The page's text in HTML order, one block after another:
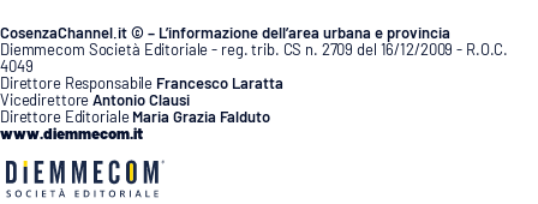
CosenzaChannel.it © – L’informazione dell’area urbana e provincia
Diemmecom Società Editoriale - reg. trib. CS n. 2709 del 16/12/2009 - R.O.C.
4049
Direttore Responsabile Francesco Laratta
VicedirettoreAntonio Clausi
Direttore Editoriale Maria Grazia Falduto
www.diemmecom.it